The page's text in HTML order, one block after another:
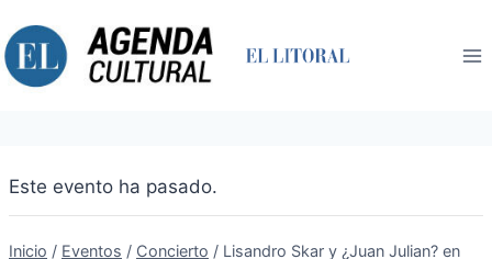
al
contenido
Este evento ha pasado.
Inicio / Eventos / Concierto / Lisandro Skar y ¿Juan Julian? en